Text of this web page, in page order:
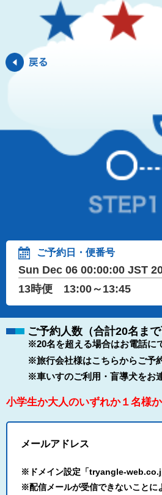
ご予約日・便番号
Sun Dec 06 00:00:00 JST
13時便 13:00～13:45
ご予約人数（合計20名まで
※20名を超える場合はお電話に
※旅行会社様はこちらからご予
※車いすのご利用・盲導犬をお
小学生か大人のいずれか１名様
メールアドレス
※ドメイン設定「tryangle-
※配信メールが受信できないことに